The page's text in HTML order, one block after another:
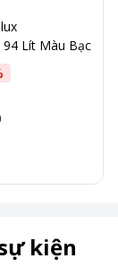
94 Lít Màu Bạc
kiện